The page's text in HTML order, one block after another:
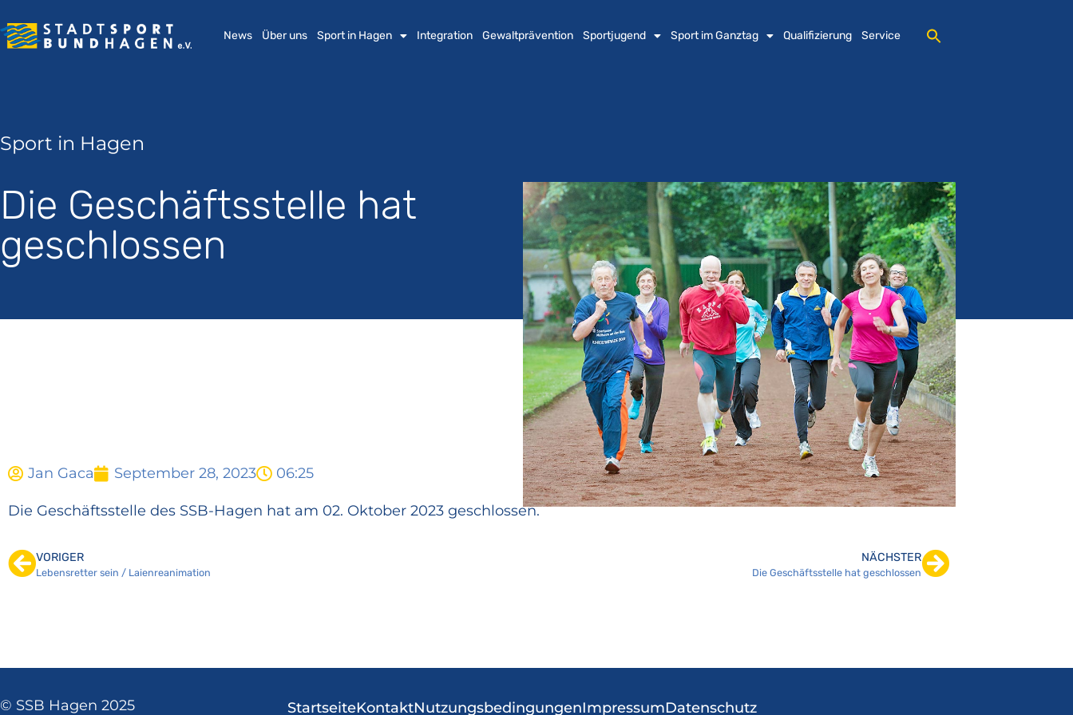
News Über uns Sport in Hagen Integration Gewaltprävention Sportjugend Sport im Ganztag Qualifizierung Service
Sport in Hagen
Die Geschäftsstelle hat
geschlossen
Jan Gaca September 28, 2023 06:25
Die Geschäftsstelle des SSB-Hagen hat am 02. Oktober 2023 geschlossen.
VORIGER
Lebensretter sein / Laienreanimation
NÄCHSTER
Die Geschäftsstelle hat geschlossen
© SSB Hagen 2025 StartseiteKontaktNutzungsbedingungenImpressumDatenschutz